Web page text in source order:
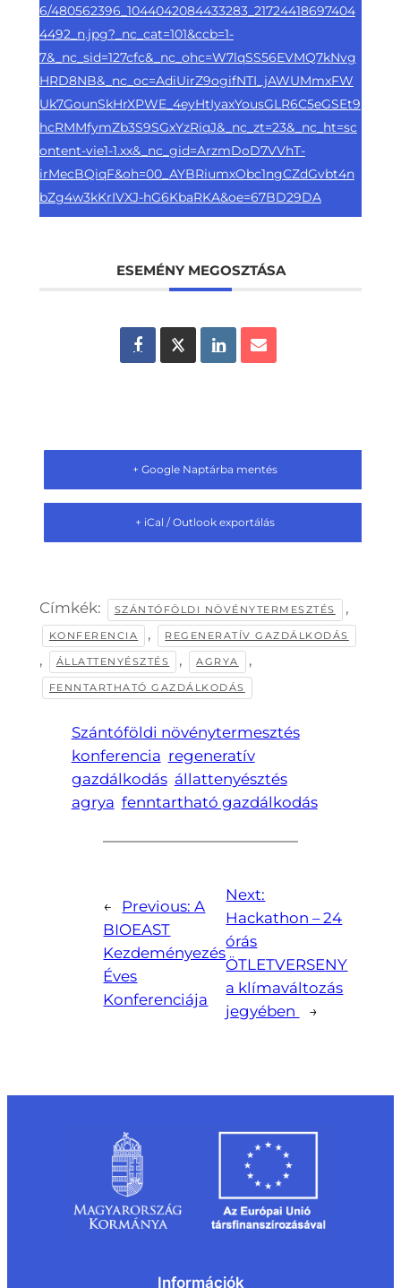
6/480562396_1044042084433283_21724418697404
4492_n.jpg?_nc_cat=101&ccb=1-
7&_nc_sid=127cfc&_nc_ohc=W7lqSS56EVMQ7kNvg
HRD8NB&_nc_oc=AdiUirZ9ogifNTI_jAWUMmxFW
Uk7GounSkHrXPWE_4eyHtIyaxYousGLR6C5eGSEt9
hcRMMfymZb3S9SGxYzRiqJ&_nc_zt=23&_nc_ht=sc
ontent-vie1-1.xx&_nc_gid=ArzmDoD7VVhT-
irMecBQiqF&oh=00_AYBRiumxObc1ngCZdGvbt4n
bZg4w3kKrIVXJ-hG6KbaRKA&oe=67BD29DA
ESEMÉNY MEGOSZTÁSA
+ Google Naptárba mentés
+ iCal / Outlook exportálás
Címkék: SZÁNTÓFÖLDI NÖVÉNYTERMESZTÉS ,
KONFERENCIA , REGENERATÍV GAZDÁLKODÁS
, ÁLLATTENYÉSZTÉS , AGRYA ,
FENNTARTHATÓ GAZDÁLKODÁS
Szántóföldi növénytermesztés
konferencia regeneratív
gazdálkodás állattenyésztés
agrya fenntartható gazdálkodás
← Previous:A
BIOEAST
Kezdeményezés
Éves
Konferenciája
Next:
Hackathon – 24
órás
ÖTLETVERSENY
a klímaváltozás
jegyében
→
Információk